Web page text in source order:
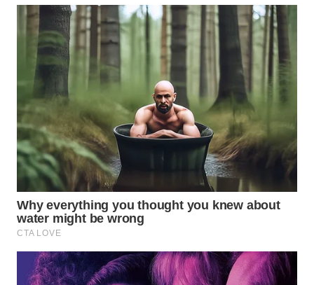
WN
MALUT
WN
DAIRI
WN
DANAU
TOBA
WN
NIAS
WN
LANGKAT